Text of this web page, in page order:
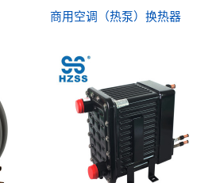
商用空调（热泵）换热器